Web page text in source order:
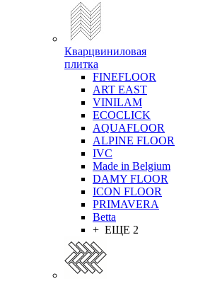
Кварцвиниловая
плитка
FINEFLOOR
ART EAST
VINILAM
ECOCLICK
AQUAFLOOR
ALPINE FLOOR
IVC
Made in Belgium
DAMY FLOOR
ICON FLOOR
PRIMAVERA
Betta
+ ЕЩЕ 2